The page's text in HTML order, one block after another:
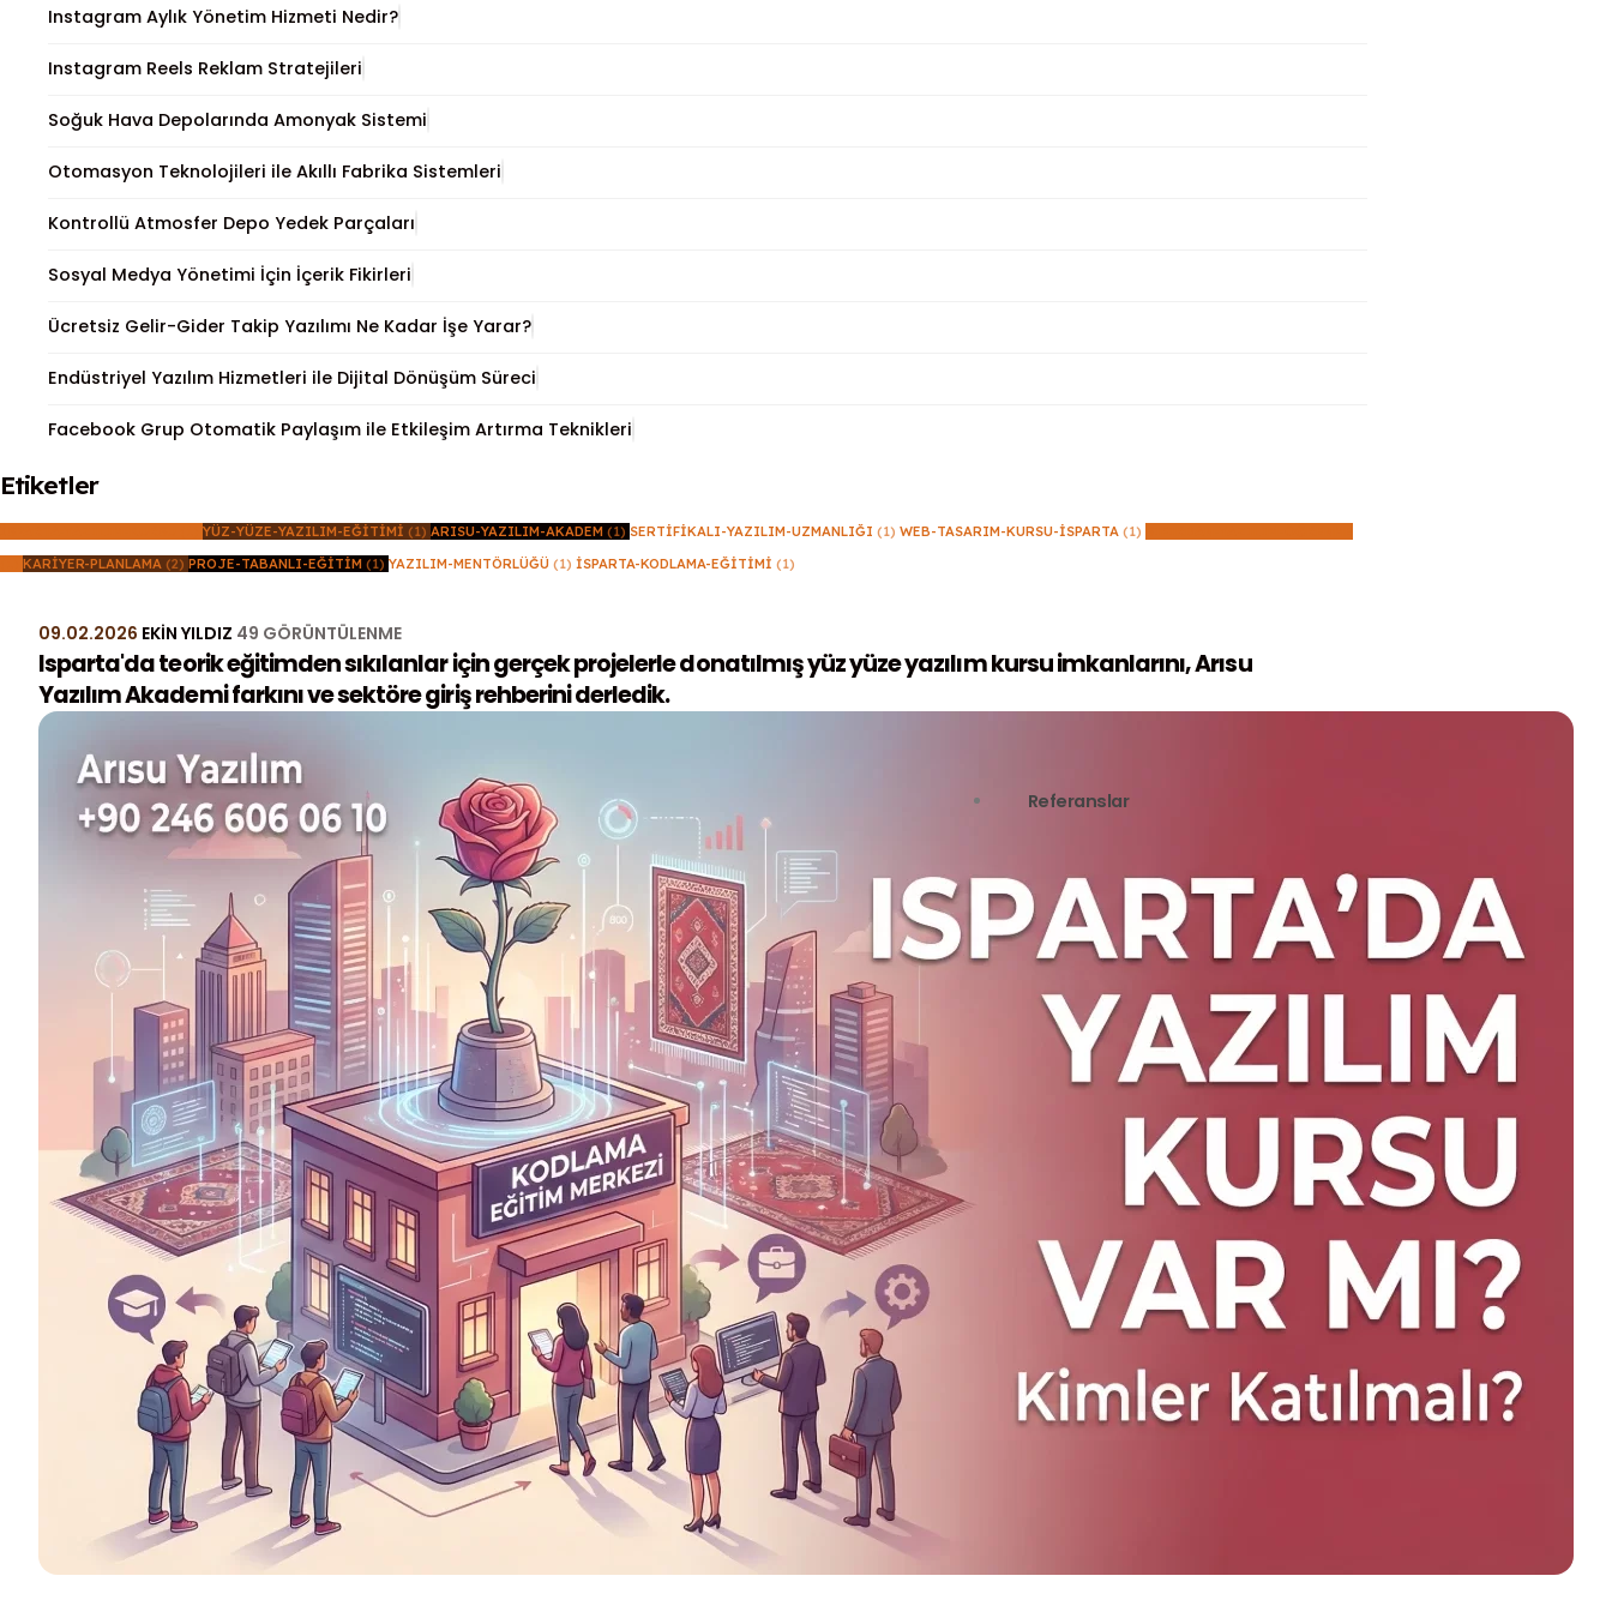
Referanslar
Instagram Aylık Yönetim Hizmeti Nedir?
Instagram Reels Reklam Stratejileri
Soğuk Hava Depolarında Amonyak Sistemi
Otomasyon Teknolojileri ile Akıllı Fabrika Sistemleri
Kontrollü Atmosfer Depo Yedek Parçaları
Sosyal Medya Yönetimi İçin İçerik Fikirleri
Ücretsiz Gelir-Gider Takip Yazılımı Ne Kadar İşe Yarar?
Endüstriyel Yazılım Hizmetleri ile Dijital Dönüşüm Süreci
Facebook Grup Otomatik Paylaşım ile Etkileşim Artırma Teknikleri
Etiketler
YÜZ-YÜZE-YAZILIM-EĞITIMI (1) ARISU-YAZILIM-AKADEM (1) SERTIFIKALI-YAZILIM-UZMANLIĞI (1) WEB-TASARIM-KURSU-ISPARTA (1)
KARIYER-PLANLAMA (2) PROJE-TABANLI-EĞITIM (1) YAZILIM-MENTÖRLÜĞÜ (1) ISPARTA-KODLAMA-EĞITIMI (1)
09.02.2026 EKIN YILDIZ 49 GÖRÜNTÜLENME
Isparta'da teorik eğitimden sıkılanlar için gerçek projelerle donatılmış yüz yüze yazılım kursu imkanlarını, Arısu
Yazılım Akademi farkını ve sektöre giriş rehberini derledik.